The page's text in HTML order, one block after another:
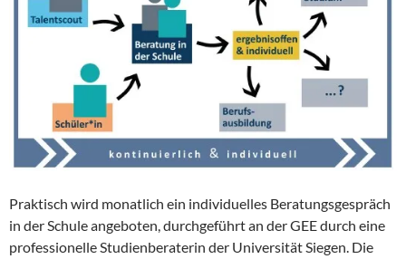
Praktisch wird monatlich ein individuelles Beratungsgespräch
in der Schule angeboten, durchgeführt an der GEE durch eine
professionelle Studienberaterin der Universität Siegen. Die